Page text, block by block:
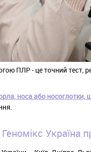
ПЛР - це точний тест,
носа або носоглотки,
Україна